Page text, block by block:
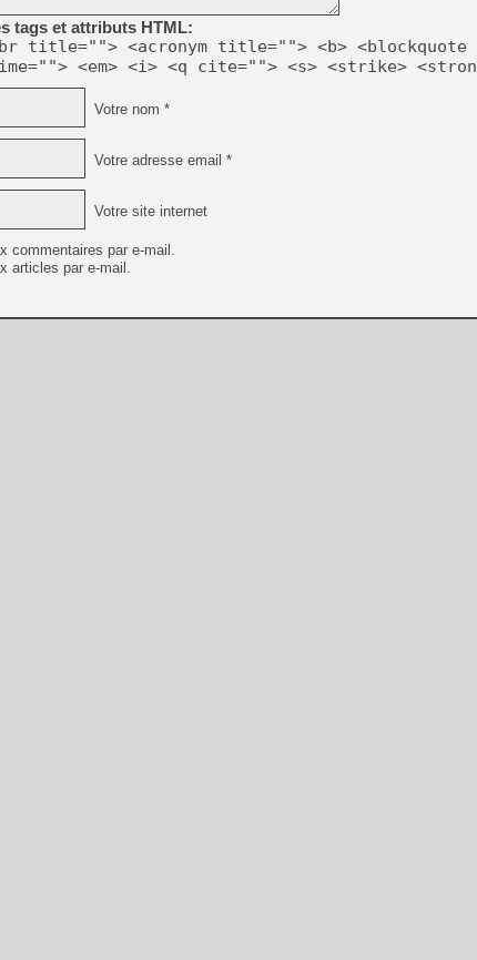
[Mo5] DOOM arrive en
[GK] Bethesda fête les 30
[GK] Roblox : l'action en
[GK] Agenda - GeForce
[LS] [PS5] ps5-y2jb-
[GK] Pourquoi Marvel
[GK] Test : Restory : Chill
[GK] GTA 6 : Rockstar
[GK] Hot Wheels Infinite
[GK] Mémoire cash -
[GK] Résultats Nintendo :
[GK] Dans ce jeu de
tags et attributs HTML:
title=""> <acronym title=""> <b> <blockquote
<em> <i> <q cite=""> <s> <strike>
Votre nom *
Votre adresse email *
Votre site internet
commentaires par e-mail.
articles par e-mail.